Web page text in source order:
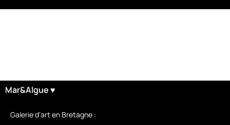
Mar&Algue ♥
Galerie d’art en Bretagne :